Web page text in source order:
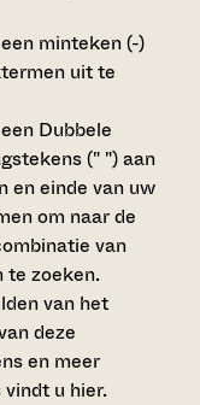
minteken (-)
uit te
Dubbele
(" ")aan
en einde van uw
om naar de
van
te zoeken.
van het
deze
en meer
u hier.